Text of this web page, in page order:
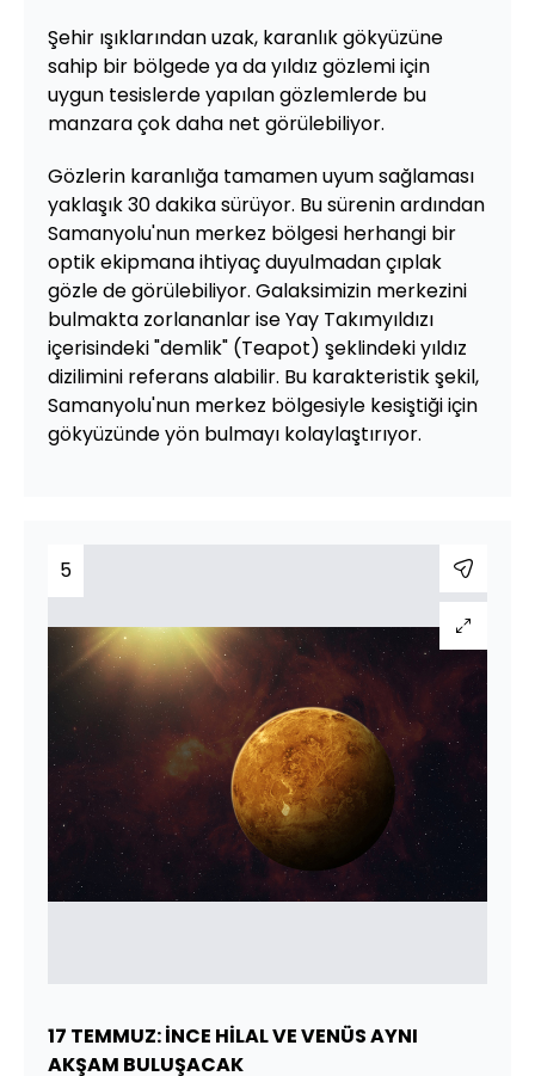
Şehir ışıklarından uzak, karanlık gökyüzüne
sahip bir bölgede ya da yıldız gözlemi için
uygun tesislerde yapılan gözlemlerde bu
manzara çok daha net görülebiliyor.
Gözlerin karanlığa tamamen uyum sağlaması
yaklaşık 30 dakika sürüyor. Bu sürenin ardından
Samanyolu'nun merkez bölgesi herhangi bir
optik ekipmana ihtiyaç duyulmadan çıplak
gözle de görülebiliyor. Galaksimizin merkezini
bulmakta zorlananlar ise Yay Takımyıldızı
içerisindeki "demlik" (Teapot) şeklindeki yıldız
dizilimini referans alabilir. Bu karakteristik şekil,
Samanyolu'nun merkez bölgesiyle kesiştiği için
gökyüzünde yön bulmayı kolaylaştırıyor.
5
17 TEMMUZ: İNCE HİLAL VE VENÜS AYNI
AKŞAM BULUŞACAK